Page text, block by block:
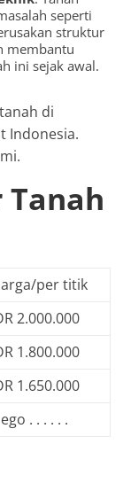
seperti
struktur
membantu
ini sejak awal.
di
Indonesia.
Tanah
per titik
2.000.000
1.800.000
1.650.000
. . . . . .